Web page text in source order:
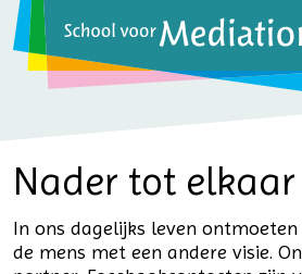
Nader tot
In ons dagelijks leven
de mens met een andere visie.